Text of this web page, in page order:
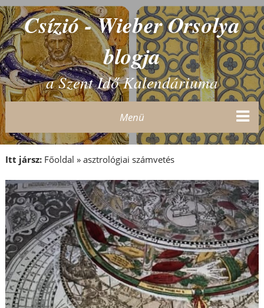
Csízió - Wieber Orsolya
blogja
a Szent Idő Kalendáriuma
Menü
Itt jársz: Főoldal » asztrológiai számvetés